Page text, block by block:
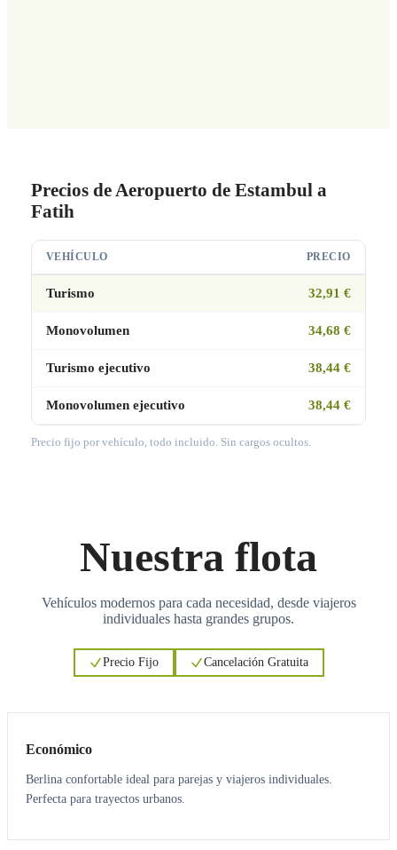
Precios de Aeropuerto de Estambul a
Fatih
VEHÍCULO PRECIO
Turismo 32,91 €
Monovolumen 34,68 €
Turismo ejecutivo 38,44 €
Monovolumen ejecutivo 38,44 €
Precio fijo por vehículo, todo incluido. Sin cargos ocultos.
Nuestra flota
Vehículos modernos para cada necesidad, desde viajeros
individuales hasta grandes grupos.
Precio Fijo Cancelación Gratuita
Económico
Berlina confortable ideal para parejas y viajeros individuales.
Perfecta para trayectos urbanos.
3 3